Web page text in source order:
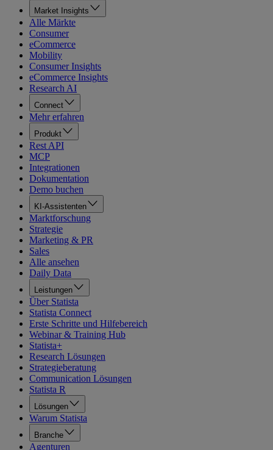
Market Insights
Alle Märkte
Consumer
eCommerce
Mobility
Consumer Insights
eCommerce Insights
Research AI
Connect
Mehr erfahren
Produkt
Rest API
MCP
Integrationen
Dokumentation
Demo buchen
KI-Assistenten
Marktforschung
Strategie
Marketing & PR
Sales
Alle ansehen
Daily Data
Leistungen
Über Statista
Statista Connect
Erste Schritte und Hilfebereich
Webinar & Training Hub
Statista+
Research Lösungen
Strategieberatung
Communication Lösungen
Statista R
Lösungen
Warum Statista
Branche
Agenturen